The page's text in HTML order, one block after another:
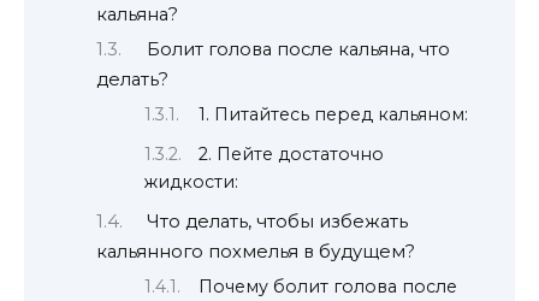
кальяна?
Болит голова после кальяна, что
делать?
1. Питайтесь перед кальяном:
2. Пейте достаточно
жидкости:
Что делать, чтобы избежать
кальянного похмелья в будущем?
Почему болит голова после